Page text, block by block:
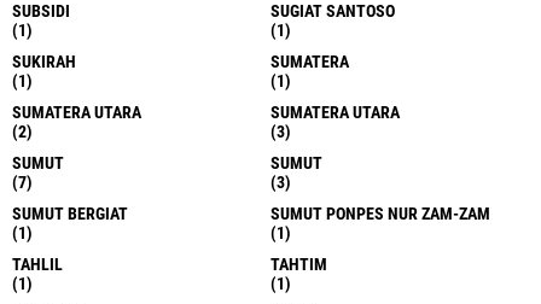
SUBSIDI
(1)
SUGIAT SANTOSO
(1)
SUKIRAH
(1)
SUMATERA
(1)
SUMATERA UTARA
(2)
SUMATERA UTARA
(3)
SUMUT
(7)
SUMUT
(3)
SUMUT BERGIAT
(1)
SUMUT PONPES NUR ZAM-ZAM
(1)
TAHLIL
(1)
TAHTIM
(1)